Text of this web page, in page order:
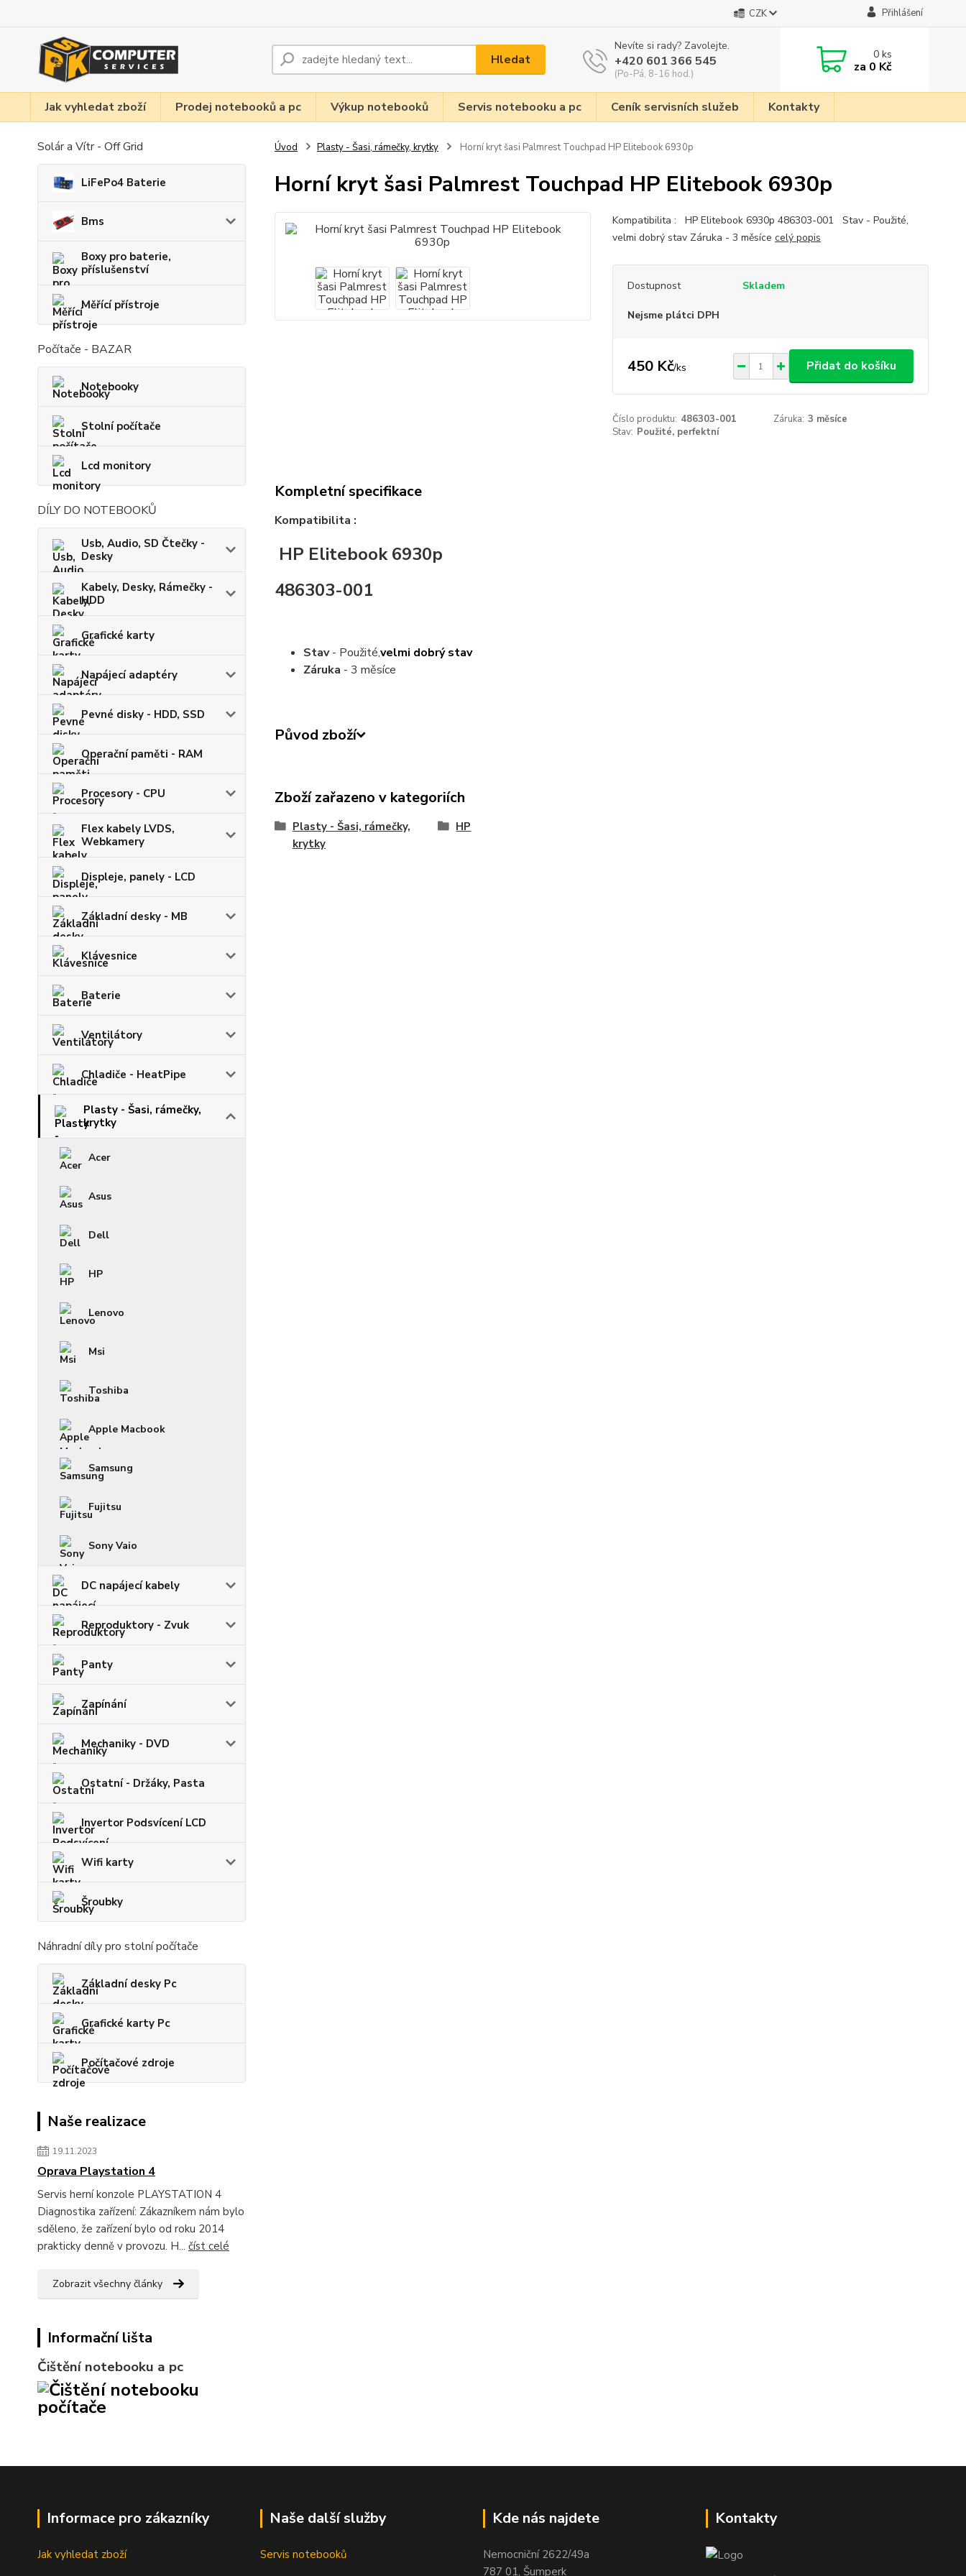
CZK Přihlášení
Hledat
Nevíte si rady? Zavolejte.
+420 601 366 545
(Po-Pá, 8-16 hod.)
0ks
za 0 Kč
Jak vyhledat zboží Prodej notebooků a pc Výkup notebooků Servis notebooku a pc Ceník servisních služeb Kontakty
Solár a Vítr - Off Grid
LiFePo4 Baterie
Bms
Boxy pro baterie,
příslušenství
Měřící přístroje
Počítače - BAZAR
Notebooky
Stolní počítače
Lcd monitory
DÍLY DO NOTEBOOKŮ
Usb, Audio, SD Čtečky -
Desky
Kabely, Desky, Rámečky -
HDD
Grafické karty
Napájecí adaptéry
Pevné disky - HDD, SSD
Operační paměti - RAM
Procesory - CPU
Flex kabely LVDS,
Webkamery
Displeje, panely - LCD
Základní desky - MB
Klávesnice
Baterie
Ventilátory
Chladiče - HeatPipe
Plasty - Šasi, rámečky,
krytky
Acer
Asus
Dell
HP
Lenovo
Msi
Toshiba
Apple Macbook
Samsung
Fujitsu
Sony Vaio
DC napájecí kabely
Reproduktory - Zvuk
Panty
Zapínání
Mechaniky - DVD
Ostatní - Držáky, Pasta
Invertor Podsvícení LCD
Wifi karty
Šroubky
Náhradní díly pro stolní počítače
Základní desky Pc
Grafické karty Pc
Počítačové zdroje
Naše realizace
19.11.2023
Oprava Playstation 4
Servis herní konzole PLAYSTATION 4
Diagnostika zařízení: Zákazníkem nám bylo
sděleno, že zařízení bylo od roku 2014
prakticky denně v provozu. H... číst celé
Zobrazit všechny články
Informační lišta
Čištění notebooku a pc
Úvod Plasty - Šasi, rámečky, krytky Horní kryt šasi Palmrest Touchpad HP Elitebook 6930p
Horní kryt šasi Palmrest Touchpad HP Elitebook 6930p
Kompatibilita : HP Elitebook 6930p 486303-001 Stav - Použité,
velmi dobrý stav Záruka - 3 měsíce celý popis
Dostupnost Skladem
Nejsme plátci DPH
450 Kč/ks Přidat do košíku
Číslo produktu: 486303-001 Záruka: 3 měsíce
Stav: Použité, perfektní
Kompletní specifikace
Kompatibilita :
HP Elitebook 6930p
486303-001
Stav- Použité,velmi dobrý stav
Záruka - 3 měsíce
Původ zboží
Zboží zařazeno v kategoriích
Plasty - Šasi, rámečky,
krytky
HP
Informace pro zákazníky
Jak vyhledat zboží
Naše další služby
Servis notebooků
Kde nás najdete
Nemocniční 2622/49a
787 01, Šumperk
Kontakty